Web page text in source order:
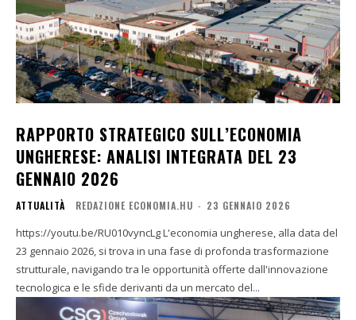
RAPPORTO STRATEGICO SULL’ECONOMIA
UNGHERESE: ANALISI INTEGRATA DEL 23
GENNAIO 2026
ATTUALITÀ REDAZIONE ECONOMIA.HU - 23 GENNAIO 2026
https://youtu.be/RU010vyncLg L'economia ungherese, alla data del
23 gennaio 2026, si trova in una fase di profonda trasformazione
strutturale, navigando tra le opportunità offerte dall'innovazione
tecnologica e le sfide derivanti da un mercato del...